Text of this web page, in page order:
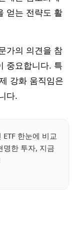
얻는 전략도 활
가의 의견을 참
중요합니다. 특
강화 움직임은
다.
한눈에 비교
명한 투자, 지금